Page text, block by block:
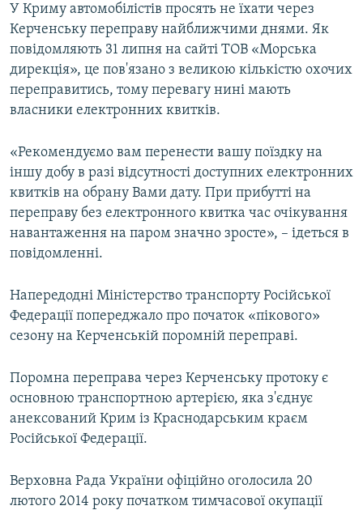
пошуку
ІНТЕРВ'Ю
ВСЕ ЗА ДЕНЬ
СПЕЦПРОЕКТИ
ДЕПОРТАЦІЯ
СВІДЧЕННЯ ОКУПАЦІЇ
УКРАЇНСЬКА ПРОБЛЕМА КРИМУ
ІНФОГРАФІКА
ЯК ОБІЙТИ БЛОКУВАННЯ
Qırımtatar
ДОЛУЧАЙСЯ!
Усі сайти RFE/RL
У Криму автомобілістів просять не їхати через
Керченську переправу найближчими днями. Як
повідомляють 31 липня на сайті ТОВ «Морська
дирекція», це пов'язано з великою кількістю охочих
переправитись, тому перевагу нині мають
власники електронних квитків.
«Рекомендуємо вам перенести вашу поїздку на
іншу добу в разі відсутності доступних електронних
квитків на обрану Вами дату. При прибутті на
переправу без електронного квитка час очікування
навантаження на паром значно зросте», – ідеться в
повідомленні.
Напередодні Міністерство транспорту Російської
Федерації попереджало про початок «пікового»
сезону на Керченській поромній переправі.
Поромна переправа через Керченську протоку є
основною транспортною артерією, яка з'єднує
анексований Крим із Краснодарським краєм
Російської Федерації.
Верховна Рада України офіційно оголосила 20
лютого 2014 року початком тимчасової окупації